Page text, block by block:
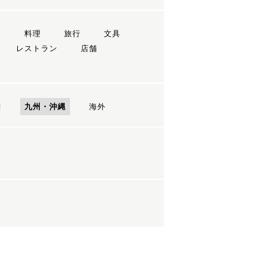
料理 旅行
文具
レストラン
店舗
九州・沖縄 海外